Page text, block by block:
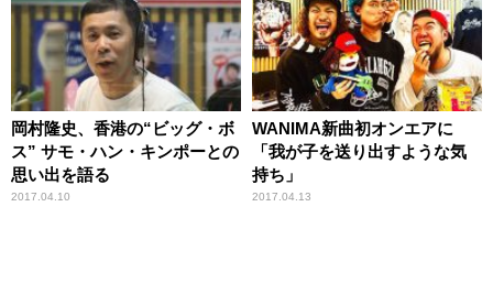
岡村隆史、香港の“ビッグ・ボ
ス” サモ・ハン・キンポーとの
思い出を語る
2017.04.10
WANIMA新曲初オンエアに
「我が子を送り出すような気
持ち」
2017.04.13